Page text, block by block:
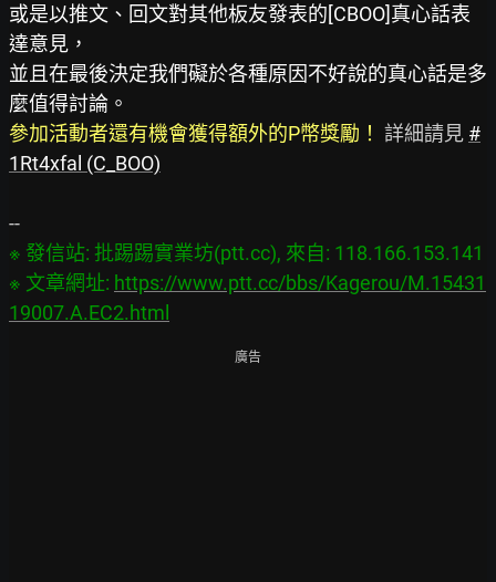
或是以推文、回文對其他板友發表的[CBOO]真心話表
達意見，
並且在最後決定我們礙於各種原因不好說的真心話是多
麼值得討論。
參加活動者還有機會獲得額外的P幣獎勵！ 詳細請見 #
1Rt4xfal (C_BOO)
※ 發信站: 批踢踢實業坊(ptt.cc), 來自: 118.166.153.141
※ 文章網址: https://www.ptt.cc/bbs/Kagerou/M.15431
19007.A.EC2.html
廣告